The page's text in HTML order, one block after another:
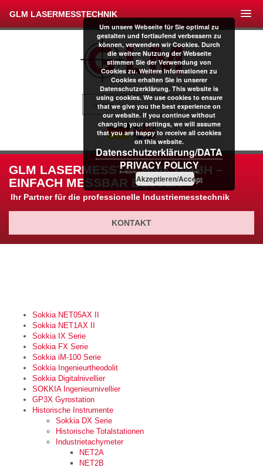
GLM LASERMESSTECHNIK
GLM LASERMESSTECHNIK GMBH –
EINFACH MESSBAR BESSER
Ihr Partner für die professionelle Industriemesstechnik
KONTAKT
Sokkia NET05AX II
Sokkia NET1AX II
Sokkia IX Serie
Sokkia FX Serie
Sokkia iM-100 Serie
Sokkia Ingenieurtheodolit
Sokkia Digitalnivellier
SOKKIA Ingenieurnivellier
GP3X Gyrostation
Historische Instrumente
Sokkia DX Serie
Historische Totalstationen
Industrietachymeter
NET2A
NET2B
Um unsere Webseite für Sie optimal zu
gestalten und fortlaufend verbessern zu
können, verwenden wir Cookies. Durch
die weitere Nutzung der Webseite
stimmen Sie der Verwendung von
Cookies zu. Weitere Informationen zu
Cookies erhalten Sie in unserer
Datenschutzerklärung. This website is
using cookies. We use cookies to ensure
that we give you the best experience on
our website. If you continue without
changing your settings, we will assume
that you are happy to receive all cookies
on this website.
Datenschutzerklärung/DATA
PRIVACY POLICY
Akzeptieren/Accept